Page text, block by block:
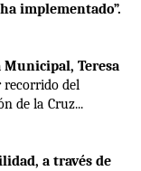
implementado”.
Municipal, Teresa
recorrido del
de la Cruz...
a través de